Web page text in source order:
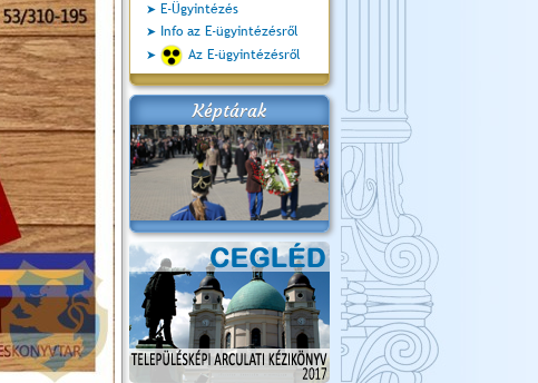
E-Ügyintézés
Info az E-ügyintézésről
Az E-ügyintézésről
Képtárak